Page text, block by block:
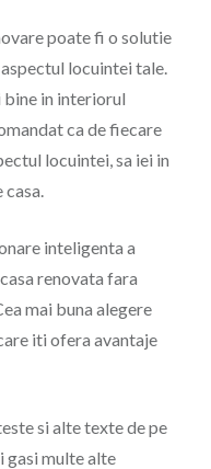
poate fi o solutie
locuintei tale.
in interiorul
ca de fiecare
locuintei, sa iei in
inteligenta a
renovata fara
mai buna alegere
iti ofera avantaje
si alte texte de pe
gasi multe alte